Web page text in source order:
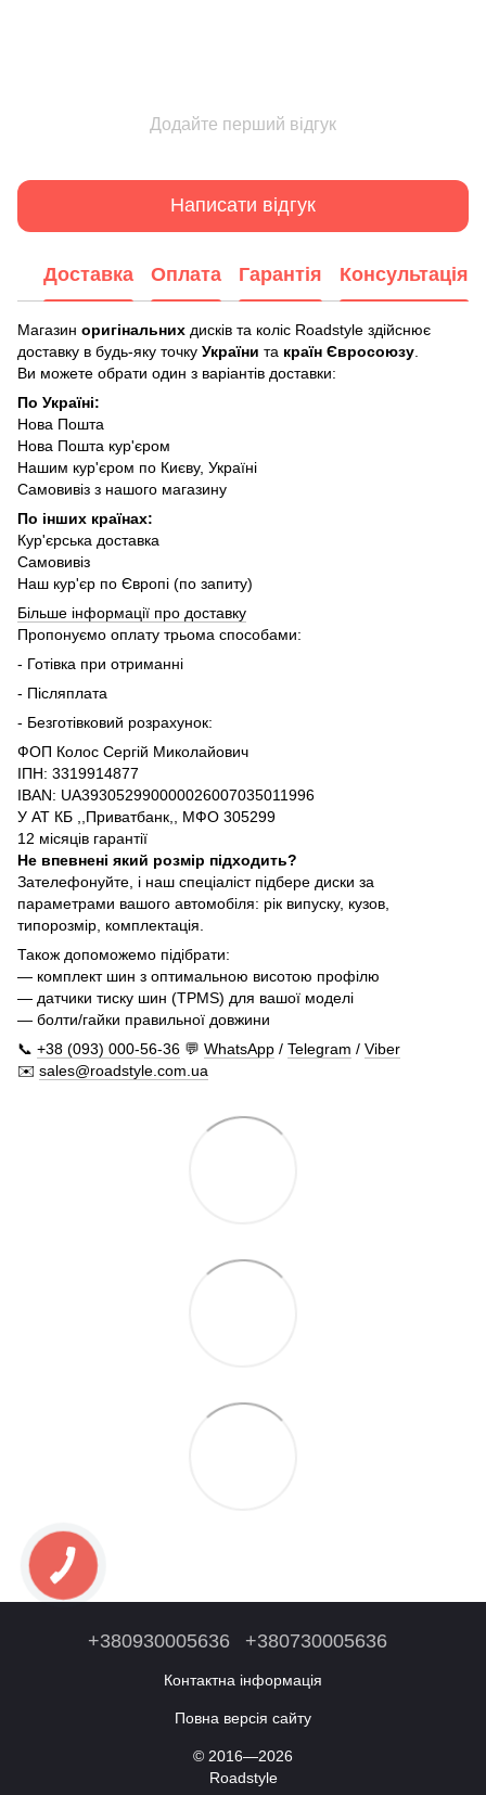
Додайте перший відгук
Написати відгук
Доставка Оплата Гарантія Консультація
Магазин оригінальних дисків та коліс Roadstyle здійснює
доставку в будь-яку точку України та країн Євросоюзу
Ви можете обрати один з варіантів доставки:
По Україні:
Нова Пошта
Нова Пошта кур'єром
Нашим кур'єром по Києву, Україні
Самовивіз з нашого магазину
По інших країнах:
Кур'єрська доставка
Самовивіз
Наш кур'єр по Європі (по запиту)
Більше інформації про доставку
Пропонуємо оплату трьома способами:
- Готівка при отриманні
- Післяплата
- Безготівковий розрахунок:
ФОП Колос Сергій Миколайович
ІПН: 3319914877
IBAN: UA393052990000026007035011996
У АТ КБ ,,Приватбанк,, МФО 305299
12 місяців гарантії
Не впевнені який розмір підходить?
Зателефонуйте, і наш спеціаліст підбере диски за
параметрами вашого автомобіля: рік випуску, кузов,
типорозмір, комплектація.
Також допоможемо підібрати:
— комплект шин з оптимальною висотою профілю
— датчики тиску шин (TPMS) для вашої моделі
— болти/гайки правильної довжини
📞 +38 (093) 000-56-36 💬 WhatsApp / Telegram / Viber
✉️ sales@roadstyle.com.ua
+380930005636 +380730005636
Контактна інформація
Повна версія сайту
© 2016—2026
Roadstyle